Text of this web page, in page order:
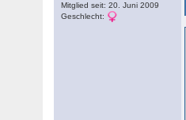
Mitglied seit: 20. Juni 2009
Geschlecht: